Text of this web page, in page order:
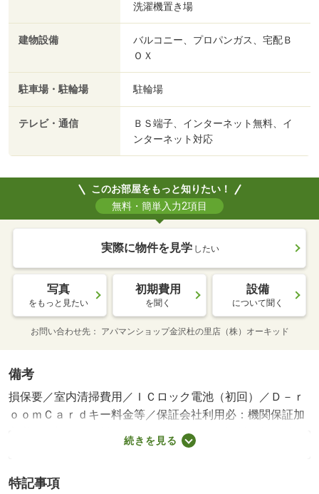
洗濯機置き場
建物設備
バルコニー、プロパンガス、宅配Ｂ
ＯＸ
駐車場・駐輪場 駐輪場
テレビ・通信
ＢＳ端子、インターネット無料、イ
ンターネット対応
このお部屋をもっと知りたい！
無料・簡単入力2項目
実際に物件を見学 したい
写真
をもっと見たい
初期費用
を聞く
設備
について聞く
お問い合わせ先 アパマンショップ金沢杜の里店（株）オーキッド
備考
損保要／室内清掃費用／ＩＣロック電池（初回）／Ｄ－ｒ
ｏｏｍＣａｒｄキー料金等／保証会社利用必：機関保証加
入必須。初回保証料３５０００円、月額保証料賃料等総額
の１％＋８００円／月（その他商品あり）／ペット相談／
費］ＬＰガス料金はご契約前にＬＰガス事業者にご確認い
続きを見る
特記事項